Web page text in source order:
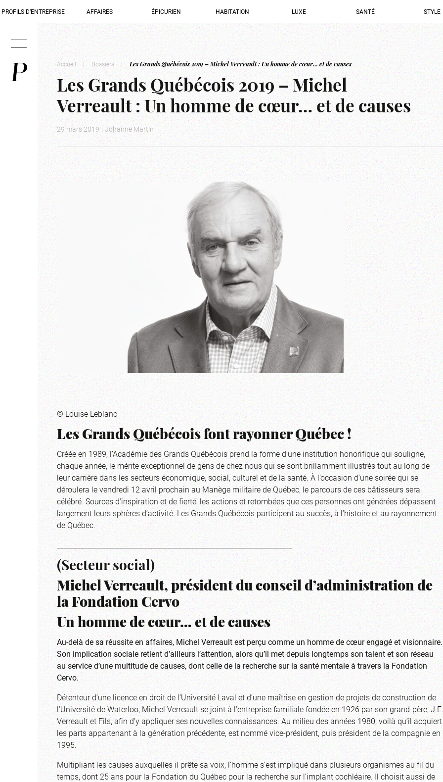
PROFILS D’ENTREPRISE AFFAIRES ÉPICURIEN HABITATION LUXE SANTÉ STYLE
Accueil | Dossiers | Les Grands Québécois 2019 – Michel Verreault : Un homme de cœur… et de causes
Les Grands Québécois 2019 – Michel
Verreault : Un homme de cœur… et de causes
29 mars 2019 | Johanne Martin
© Louise Leblanc
Les Grands Québécois font rayonner Québec !
Créée en 1989, l’Académie des Grands Québécois prend la forme d’une institution honorifique qui souligne,
chaque année, le mérite exceptionnel de gens de chez nous qui se sont brillamment illustrés tout au long de
leur carrière dans les secteurs économique, social, culturel et de la santé. À l’occasion d’une soirée qui se
déroulera le vendredi 12 avril prochain au Manège militaire de Québec, le parcours de ces bâtisseurs sera
célébré. Sources d’inspiration et de fierté, les actions et retombées que ces personnes ont générées dépassent
largement leurs sphères d’activité. Les Grands Québécois participent au succès, à l’histoire et au rayonnement
de Québec.
____________________________________________________________________
(Secteur social)
Michel Verreault, président du conseil d’administration de
la Fondation Cervo
Un homme de cœur… et de causes
Au-delà de sa réussite en affaires, Michel Verreault est perçu comme un homme de cœur engagé et visionnaire.
Son implication sociale retient d’ailleurs l’attention, alors qu’il met depuis longtemps son talent et son réseau
au service d’une multitude de causes, dont celle de la recherche sur la santé mentale à travers la Fondation
Cervo.
Détenteur d’une licence en droit de l’Université Laval et d’une maîtrise en gestion de projets de construction de
l’Université de Waterloo, Michel Verreault se joint à l’entreprise familiale fondée en 1926 par son grand-père, J.E.
Verreault et Fils, afin d’y appliquer ses nouvelles connaissances. Au milieu des années 1980, voilà qu’il acquiert
les parts appartenant à la génération précédente, est nommé vice-président, puis président de la compagnie en
1995.
Multipliant les causes auxquelles il prête sa voix, l’homme s’est impliqué dans plusieurs organismes au fil du
temps, dont 25 ans pour la Fondation du Québec pour la recherche sur l’implant cochléaire. Il choisit aussi de